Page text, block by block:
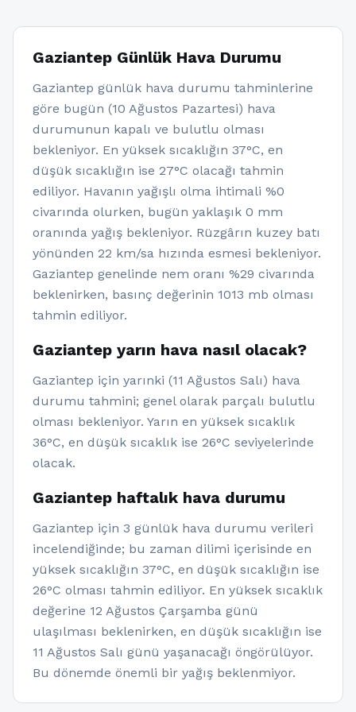
Gaziantep Günlük Hava Durumu
Gaziantep günlük hava durumu tahminlerine
göre bugün (10 Ağustos Pazartesi) hava
durumunun kapalı ve bulutlu olması
bekleniyor. En yüksek sıcaklığın 37°C, en
düşük sıcaklığın ise 27°C olacağı tahmin
ediliyor. Havanın yağışlı olma ihtimali %0
civarında olurken, bugün yaklaşık 0 mm
oranında yağış bekleniyor. Rüzgârın kuzey batı
yönünden 22 km/sa hızında esmesi bekleniyor.
Gaziantep genelinde nem oranı %29 civarında
beklenirken, basınç değerinin 1013 mb olması
tahmin ediliyor.
Gaziantep yarın hava nasıl olacak?
Gaziantep için yarınki (11 Ağustos Salı) hava
durumu tahmini; genel olarak parçalı bulutlu
olması bekleniyor. Yarın en yüksek sıcaklık
36°C, en düşük sıcaklık ise 26°C seviyelerinde
olacak.
Gaziantep haftalık hava durumu
Gaziantep için 3 günlük hava durumu verileri
incelendiğinde; bu zaman dilimi içerisinde en
yüksek sıcaklığın 37°C, en düşük sıcaklığın ise
26°C olması tahmin ediliyor. En yüksek sıcaklık
değerine 12 Ağustos Çarşamba günü
ulaşılması beklenirken, en düşük sıcaklığın ise
11 Ağustos Salı günü yaşanacağı öngörülüyor.
Bu dönemde önemli bir yağış beklenmiyor.